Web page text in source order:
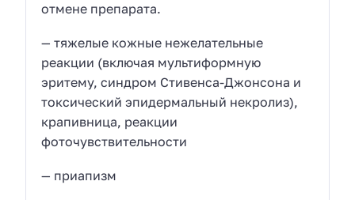
отмене препарата.
— тяжелые кожные нежелательные
реакции (включая мультиформную
эритему, синдром Стивенса-Джонсона и
токсический эпидермальный некролиз),
крапивница, реакции
фоточувствительности
— приапизм